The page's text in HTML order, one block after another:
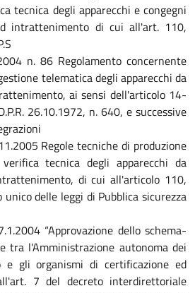
tecnica degli apparecchi e congegni
intrattenimento di cui all'art. 110,
n. 86 Regolamento concernente
telematica degli apparecchi da
ai sensi dell'articolo 14-
26.10.1972, n. 640, e successive
Regole tecniche di produzione
tecnica degli apparecchi da
di cui all'articolo 110,
delle leggi di Pubblica sicurezza
“Approvazione dello schema-
tra l'Amministrazione autonoma dei
e gli organismi di certificazione ed
7 del decreto interdirettoriale